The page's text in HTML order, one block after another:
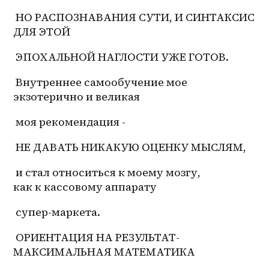
НО РАСПОЗНАВАНИЯ СУТИ, И СИНТАКСИС
ДЛЯ ЭТОЙ
ЭПОХАЛЬНОЙ НАГЛОСТИ УЖЕ ГОТОВ.
Внутреннее самообучение мое
экзотерично и великая
моя рекомендация -
НЕ ДАВАТЬ НИКАКУЮ ОЦЕНКУ МЫСЛЯМ,
и стал относиться к моему мозгу,
как к кассовому аппарату
супер-маркета.
ОРИЕНТАЦИЯ НА РЕЗУЛЬТАТ-
МАКСИМАЛЬНАЯ МАТЕМАТИКА